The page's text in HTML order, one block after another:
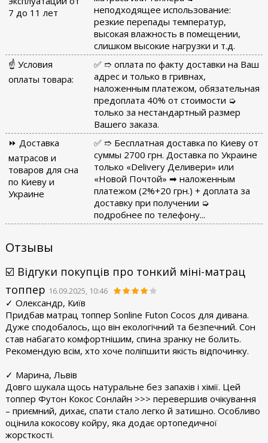
7 до 11 лет
неподходящее использование:
резкие перепады температур,
высокая влажность в помещении,
слишком высокие нагрузки и т.д.
☝ Условия
оплаты товара:
✅ ➱ оплата по факту доставки на Ваш
адрес и только в гривнах,
наложенным платежом, обязательная
предоплата 40% от стоимости ➭
только за нестандартный размер
Вашего заказа.
⏩ Доставка
матрасов и
товаров для сна
по Киеву и
Украине
✅ ➱ Бесплатная доставка по Киеву от
суммы 2700 грн. Доставка по Украине
только «Delivery Деливери» или
«Новой Почтой» ➡ наложенным
платежом (2%+20 грн.) + доплата за
доставку при получении ➭
подробнее по телефону...
Отзывы
☑️ Відгуки покупців про тонкий міні-матрац
топпер 16.09.2025, 10:46
✓ Олександр, Київ
Придбав матрац топпер Sonline Futon Cocos для дивана.
Дуже сподобалось, що він екологічний та безпечний. Сон
став набагато комфортнішим, спина зранку не болить.
Рекомендую всім, хто хоче поліпшити якість відпочинку.
✓ Марина, Львів
Довго шукала щось натуральне без запахів і хімії. Цей
топпер Футон Кокос Сонлайн >>> перевершив очікування
– приємний, дихає, спати стало легко й затишно. Особливо
оцінила кокосову койру, яка додає ортопедичної
жорсткості.